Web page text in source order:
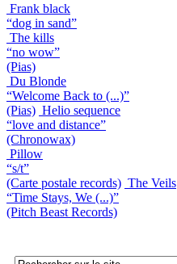
Frank black
“dog in sand”
The kills
“no wow”
(Pias)
Du Blonde
“Welcome Back to (...)”
(Pias) Helio sequence
“love and distance”
(Chronowax)
Pillow
“s/t”
(Carte postale records) The Veils
“Time Stays, We (...)”
(Pitch Beast Records)